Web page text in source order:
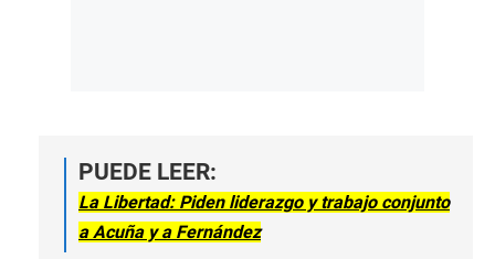
PUEDE LEER:
La Libertad: Piden liderazgo y trabajo conjunto
a Acuña y a Fernández